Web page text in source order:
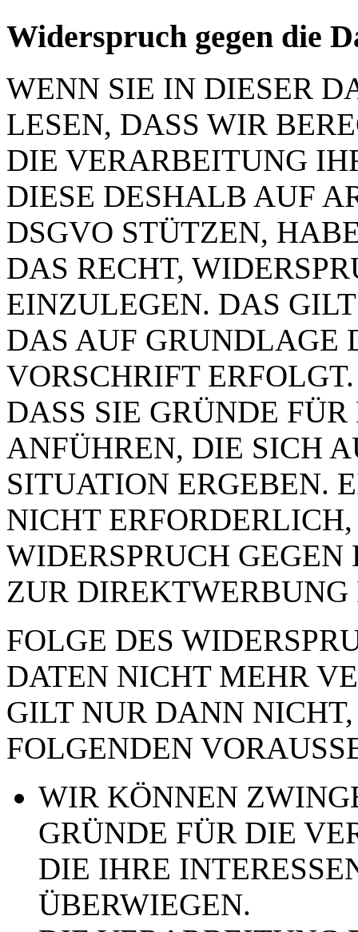
Widerspruch gegen die
WENN SIE IN DIESER
LESEN, DASS WIR
DIE VERARBEITUNG
DIESE DESHALB AUF
DSGVO STÜTZEN,
DAS RECHT,
EINZULEGEN. DAS
DAS AUF GRUNDLAGE
VORSCHRIFT
DASS SIE GRÜNDE
ANFÜHREN, DIE SICH
SITUATION ERGEBEN.
NICHT
WIDERSPRUCH
ZUR DIREKTWERBUNG
FOLGE DES
DATEN NICHT MEHR
GILT NUR DANN
FOLGENDEN
WIR KÖNNEN
GRÜNDE FÜR DIE
DIE IHRE
ÜBERWIEGEN.